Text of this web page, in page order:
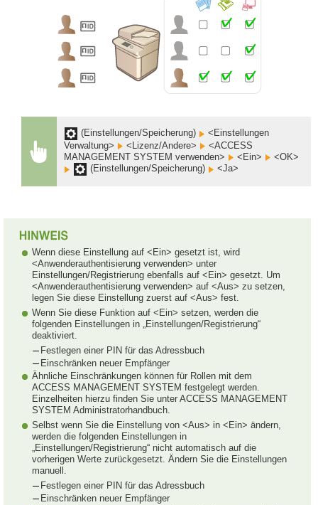
(Einstellungen/Speicherung)
<Einstellungen
Verwaltung>
<Lizenz/Andere>
<ACCESS
MANAGEMENT SYSTEM verwenden>
<Ein>
<OK>
(Einstellungen/Speicherung)
<Ja>
Wenn diese Einstellung auf <Ein> gesetzt ist, wird
<Anwenderauthentisierung verwenden> unter
Einstellungen/Registrierung ebenfalls auf <Ein> gesetzt. Um
<Anwenderauthentisierung verwenden> auf <Aus> zu setzen,
legen Sie diese Einstellung zuerst auf <Aus> fest.
Wenn Sie diese Funktion auf <Ein> setzen, werden die
folgenden Einstellungen in „Einstellungen/Registrierung“
deaktiviert.
Festlegen einer PIN für das Adressbuch
Einschränken neuer Empfänger
Ähnliche Einschränkungen können für Rollen mit dem
ACCESS MANAGEMENT SYSTEM festgelegt werden.
Einzelheiten hierzu finden Sie unter ACCESS MANAGEMENT
SYSTEM Administratorhandbuch.
Selbst wenn Sie die Einstellung von <Aus> in <Ein> ändern,
werden die folgenden Einstellungen in
„Einstellungen/Registrierung“ nicht automatisch auf die
vorherigen Werte zurückgesetzt. Ändern Sie die Einstellungen
manuell.
Festlegen einer PIN für das Adressbuch
Einschränken neuer Empfänger